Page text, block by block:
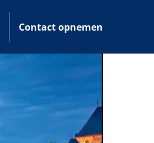
Contact opnemen